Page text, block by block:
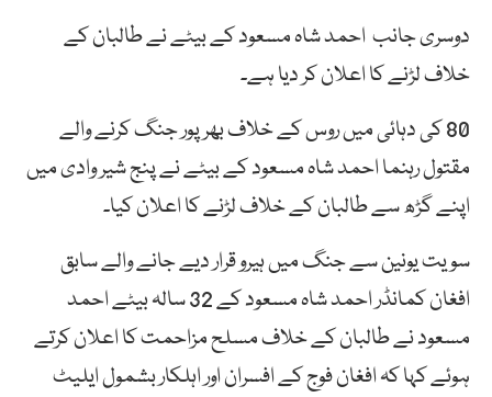
دوسری جانب احمد شاہ مسعود کے بیٹے نے طالبان کے
خلاف لڑنے کا اعلان کر دیا ہے۔
80 کی دہائی میں روس کے خلاف بھرپور جنگ کرنے والے
مقتول رہنما احمد شاہ مسعود کے بیٹے نے پنج شیر وادی میں
اپنے گڑھ سے طالبان کے خلاف لڑنے کا اعلان کیا۔
سویت یونین سے جنگ میں ہیرو قرار دیے جانے والے سابق
افغان کمانڈر احمد شاہ مسعود کے 32 سالہ بیٹے احمد
مسعود نے طالبان کے خلاف مسلح مزاحمت کا اعلان کرتے
ہوئے کہا کہ افغان فوج کے افسران اور اہلکار بشمول ایلیٹ